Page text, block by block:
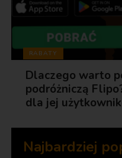
RABATY
Dlaczego warto
podróżniczą
dla jej
Najbardziej